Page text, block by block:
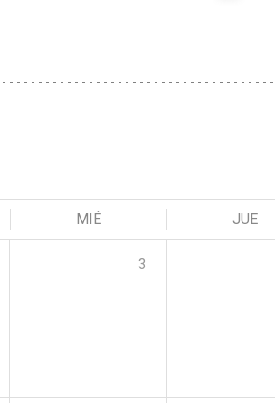
MIÉ JUE
3